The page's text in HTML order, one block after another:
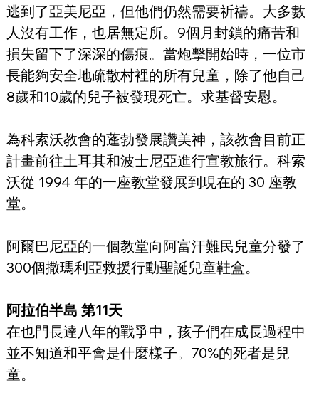
逃到了亞美尼亞，但他們仍然需要祈禱。大多數
人沒有工作，也居無定所。9個月封鎖的痛苦和
損失留下了深深的傷痕。當炮擊開始時，一位市
長能夠安全地疏散村裡的所有兒童，除了他自己
8歲和10歲的兒子被發現死亡。求基督安慰。
為科索沃教會的蓬勃發展讚美神，該教會目前正
計畫前往土耳其和波士尼亞進行宣教旅行。科索
沃從 1994 年的一座教堂發展到現在的 30 座教
堂。
阿爾巴尼亞的一個教堂向阿富汗難民兒童分發了
300個撒瑪利亞救援行動聖誕兒童鞋盒。
阿拉伯半島 第11天
在也門長達八年的戰爭中，孩子們在成長過程中
並不知道和平會是什麼樣子。70%的死者是兒
童。